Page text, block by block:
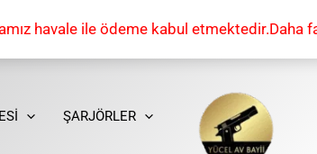
havale ile ödeme kabul
ŞARJÖRLER